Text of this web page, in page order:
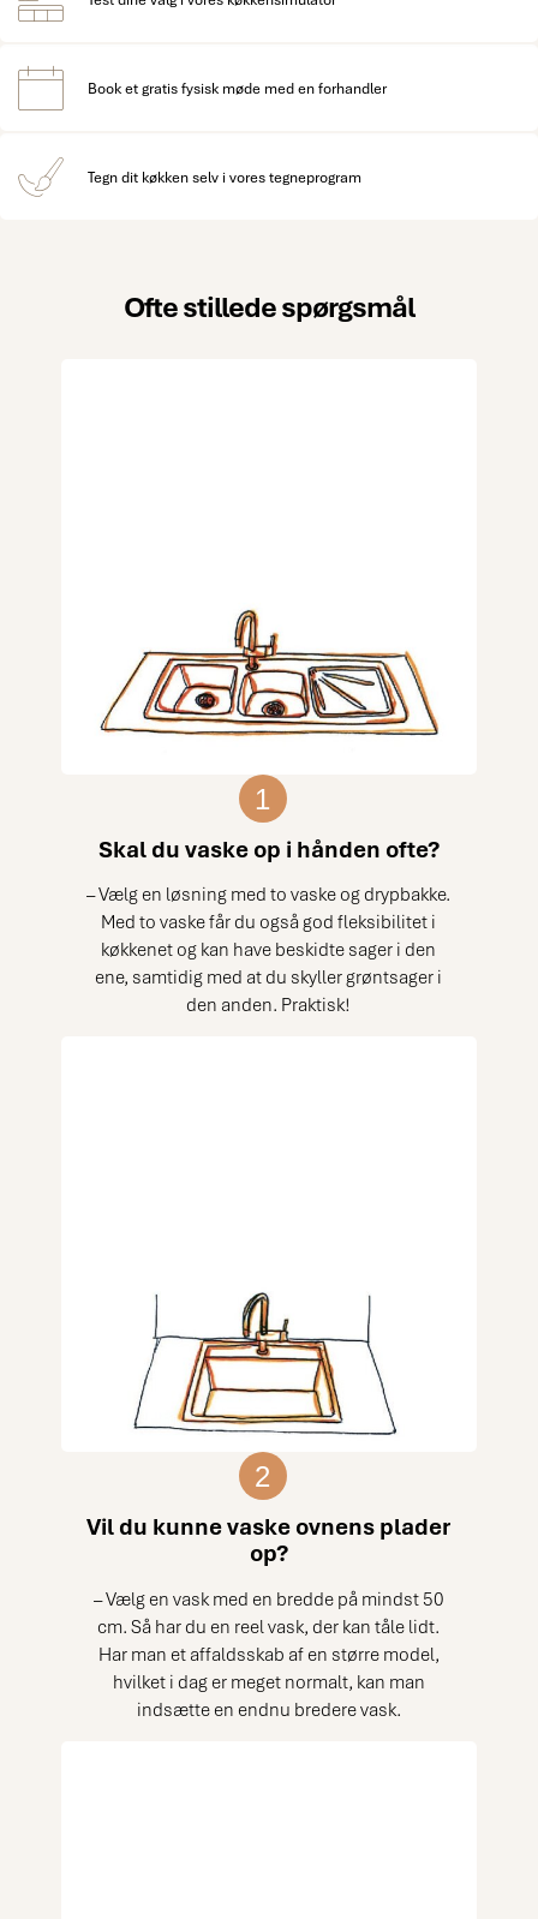
Book et gratis fysisk møde med en forhandler
Tegn dit køkken selv i vores tegneprogram
Ofte stillede spørgsmål
1
Skal du vaske op i hånden ofte?
– Vælg en løsning med to vaske og drypbakke.
Med to vaske får du også god fleksibilitet i
køkkenet og kan have beskidte sager i den
ene, samtidig med at du skyller grøntsager i
den anden. Praktisk!
2
Vil du kunne vaske ovnens plader
op?
– Vælg en vask med en bredde på mindst 50
cm. Så har du en reel vask, der kan tåle lidt.
Har man et affaldsskab af en større model,
hvilket i dag er meget normalt, kan man
indsætte en endnu bredere vask.